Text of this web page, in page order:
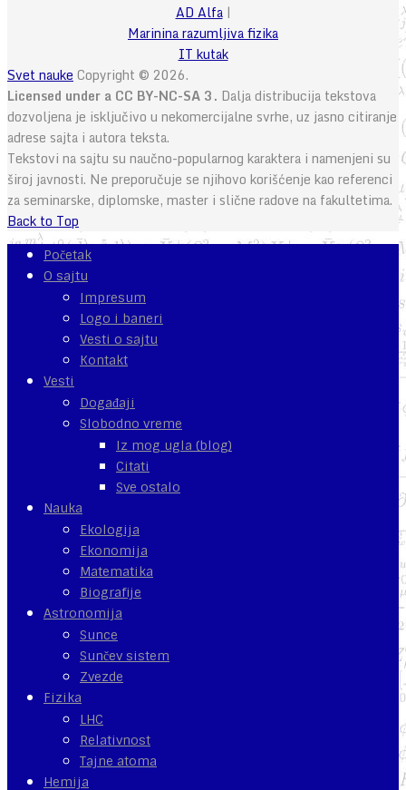
AD Alfa|
Marinina razumljiva fizika
IT kutak
Svet nauke Copyright © 2026.
Licensed under a CC BY-NC-SA 3. Dalja distribucija tekstova
dozvoljena je isključivo u nekomercijalne svrhe, uz jasno citiranje
adrese sajta i autora teksta.
Tekstovi na sajtu su naučno-popularnog karaktera i namenjeni su
široj javnosti. Ne preporučuje se njihovo korišćenje kao referenci
za seminarske, diplomske, master i slične radove na fakultetima.
Back to Top
Početak
O sajtu
Impresum
Logo i baneri
Vesti o sajtu
Kontakt
Vesti
Događaji
Slobodno vreme
Iz mog ugla (blog)
Citati
Sve ostalo
Nauka
Ekologija
Ekonomija
Matematika
Biografije
Astronomija
Sunce
Sunčev sistem
Zvezde
Fizika
LHC
Relativnost
Tajne atoma
Hemija